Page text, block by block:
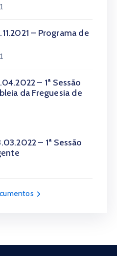
– Programa de
– 1ª Sessão
da Freguesia de
– 1ª Sessão